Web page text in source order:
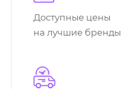
Доступные цены
на лучшие бренды